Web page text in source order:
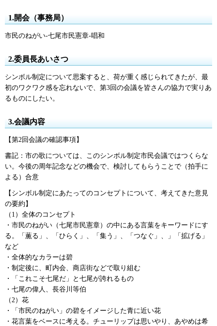
1.開会（事務局）
市民のねがい-七尾市民憲章-唱和
2.委員長あいさつ
シンボル制定について思案すると、荷が重く感じられてきたが、最
初のワクワク感を忘れないで、第3回の会議を皆さんの協力で実りあ
るものにしたい。
3.会議内容
【第2回会議の確認事項】
書記：市の歌については、このシンボル制定市民会議ではつくらな
い。今後の周年記念などの機会で、検討してもらうことで（拍手に
よる）合意
【シンボル制定にあたってのコンセプトについて、考えてきた意見
の要約】
（1）全体のコンセプト
・市民のねがい（七尾市民憲章）の中にある言葉をキーワードにす
る。「薫る」、「ひらく」、「集う」、「つなぐ」、」「拡げる」
など
・全体的なカラーは碧
・制定後に、町内会、商店街などで取り組む
・「これこそ七尾だ」と七尾が誇れるもの
・七尾の偉人、長谷川等伯
（2）花
・「市民のねがい」の碧をイメージした青に近い花
・花言葉をベースに考える。チューリップは思いやり、あやめは希